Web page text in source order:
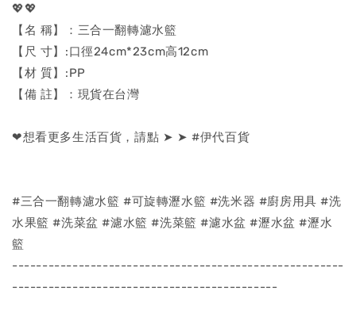
💖💖
【名 稱】：三合一翻轉濾水籃
【尺 寸】:口徑24cm*23cm高12cm
【材 質】:PP
【備 註】：現貨在台灣
❤想看更多生活百貨，請點 ➤ ➤ #伊代百貨
#三合一翻轉濾水籃 #可旋轉瀝水籃 #洗米器 #廚房用具 #洗
水果籃 #洗菜盆 #濾水籃 #洗菜籃 #濾水盆 #瀝水盆 #瀝水
籃
-------------------------------------------------------
--------------------------------------------